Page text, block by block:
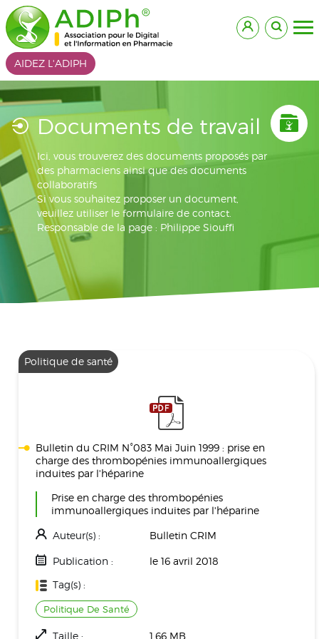
AIDEZ L'ADIPH
Documents de travail
Ici, vous trouverez des documents proposés par
des pharmaciens ainsi que des documents
collaboratifs
Si vous souhaitez proposer un document,
veuillez utiliser le formulaire de contact.
Responsable de la page : Philippe Siouffi
Politique de santé
Bulletin du CRIM N°083 Mai Juin 1999 : prise en
charge des thrombopénies immunoallergiques
induites par l'héparine
Prise en charge des thrombopénies
immunoallergiques induites par l'héparine
Auteur(s) : Bulletin CRIM
Publication :
le 16 avril 2018
Tag(s) :
Politique De Santé
Taille : 1.66 MB